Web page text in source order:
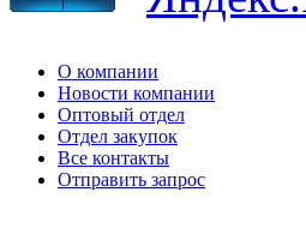
О компании
Новости компании
Оптовый отдел
Отдел закупок
Все контакты
Отправить запрос